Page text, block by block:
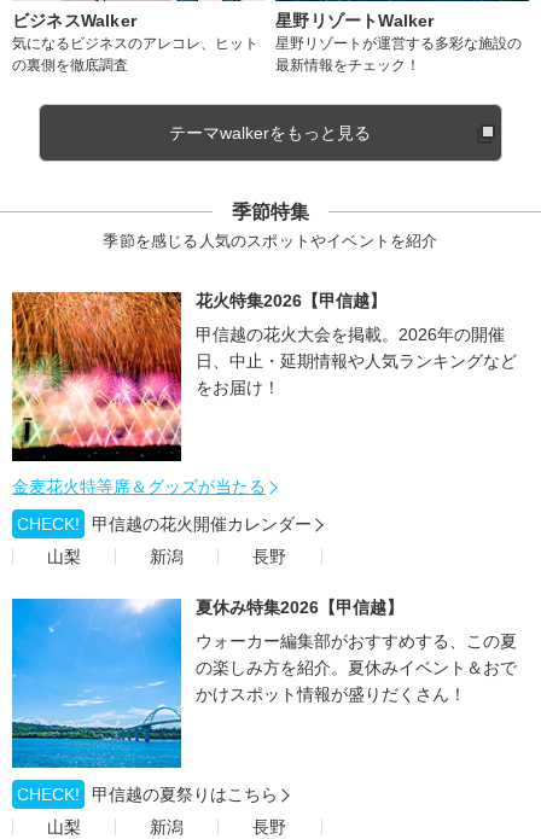
ビジネスWalker
気になるビジネスのアレコレ、ヒット
の裏側を徹底調査
星野リゾートWalker
星野リゾートが運営する多彩な施設の
最新情報をチェック！
テーマwalkerをもっと見る
季節特集
季節を感じる人気のスポットやイベントを紹介
花火特集2026【甲信越】
甲信越の花火大会を掲載。2026年の開催
日、中止・延期情報や人気ランキングなど
をお届け！
金麦花火特等席＆グッズが当たる
CHECK!
甲信越の花火開催カレンダー
山梨
新潟 長野
夏休み特集2026【甲信越】
ウォーカー編集部がおすすめする、この夏
の楽しみ方を紹介。夏休みイベント＆おで
かけスポット情報が盛りだくさん！
CHECK!
甲信越の夏祭りはこちら
山梨
新潟 長野